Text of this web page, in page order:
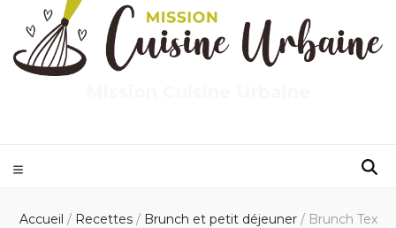
Accueil / Recettes / Brunch et petit déjeuner / Brunch Tex